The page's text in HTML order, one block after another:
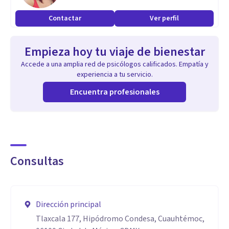
cuestiones vitales de la existencia. Soy especialista en
asesoramiento filosófico existencial, y cuento con maestría
experiencia en el diagnostico y tratamiento de problemas
emocionalales, tales como depresión y ansiedad.
Contactar Ver perfil
Empieza hoy tu viaje de bienestar
Accede a una amplia red de psicólogos calificados. Empatía y
experiencia a tu servicio.
Encuentra profesionales
Consultas
Dirección principal
Tlaxcala 177, Hipódromo Condesa, Cuauhtémoc,